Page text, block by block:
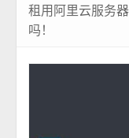
租用阿里云服务
吗！